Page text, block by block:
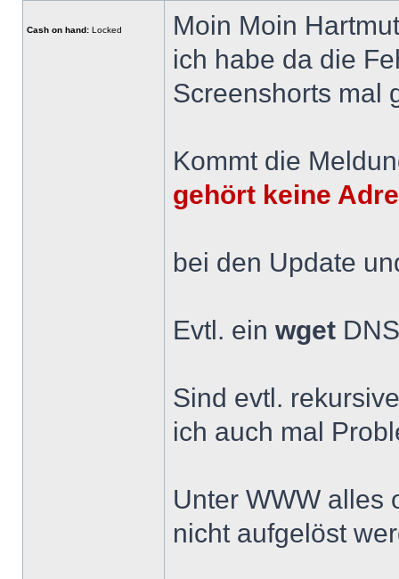
Cash on hand: Locked
Moin Moin
ich habe da die
Screenshorts mal
Kommt die
gehört keine
bei den Update
Evtl. ein wget
Sind evtl.
ich auch mal
Unter WWW alles
nicht aufgelöst